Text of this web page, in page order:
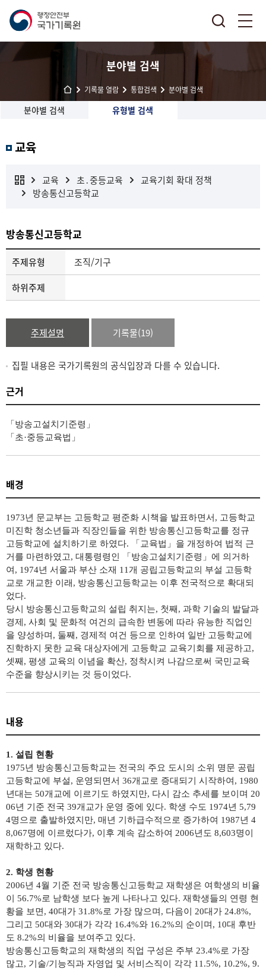
분야별 검색
기록물 열람 통합검색 분야별 검색
분야별 검색 유형별 검색
교육
교육 초․중등교육
교육기회 확대 정책
방송통신고등학교
방송통신고등학교
주제유형
조직/기구
하위주제
주제설명 기록물(19)
집필 내용은 국가기록원의 공식입장과 다를 수 있습니다.
근거
「 방송고설치기준령 」
「 초·중등교육법 」
배경
1973년 문교부는 고등학교 평준화 시책을 발표하면서 , 고등학교
미진학 청소년들과 직장인들을 위한 방송통신고등학교를 정규
고등학교에 설치하기로 하였다. 「 교육법 」 을 개정하여 법적 근
거를 마련하였고, 대통령령인 「 방송고설치기준령 」 에 의거하
여 , 1974년 서울과 부산 소재 11 개 공립고등학교의 부설 고등학
교로 개교한 이래 , 방송통신고등학교는 이후 전국적으로 확대되
었다.
당시 방송통신고등학교의 설립 취지는, 첫째 , 과학 기술의 발달과
경제 , 사회 및 문화적 여건의 급속한 변동에 따라 유능한 직업인
을 양성하며 , 둘째 , 경제적 여건 등으로 인하여 일반 고등학교에
진학하지 못한 교육 대상자에게 고등학교 교육기회를 제공하고,
셋째 , 평생 교육의 이념을 확산, 정착시켜 나감으로써 국민교육
수준을 향상시키는 것 등이었다.
내용
1. 설립 현황
1975년 방송통신고등학교는 전국의 주요 도시의 소위 명문 공립
고등학교에 부설, 운영되면서 36개교로 증대되기 시작하여 , 1980
년대는 50개교에 이르기도 하였지만, 다시 감소 추세를 보이며 20
06년 기준 전국 39개교가 운영 중에 있다. 학생 수도 1974년 5,79
4명으로 출발하였지만, 매년 기하급수적으로 증가하여 1987년 4
8,067명에 이르렀다가, 이후 계속 감소하여 2006년도 8,603명이
재학하고 있다.
2. 학생 현황
2006년 4월 기준 전국 방송통신고등학교 재학생은 여학생의 비율
이 56.7%로 남학생 보다 높게 나타나고 있다. 재학생들의 연령 현
황을 보면 , 40대가 31.8%로 가장 많으며 , 다음이 20대가 24.8%,
그리고 50대와 30대가 각각 16.4%와 16.2%의 순이며 , 10대 후반
도 8.2%의 비율을 보여주고 있다.
방송통신고등학교의 재학생의 직업 구성은 주부 23.4%로 가장
많고, 기술/기능직과 자영업 및 서비스직이 각각 11.5%, 10.2%, 9.